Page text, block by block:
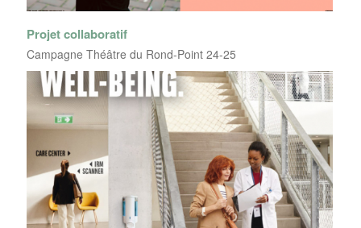
Projet collaboratif
Campagne Théâtre du Rond-Point 24-25